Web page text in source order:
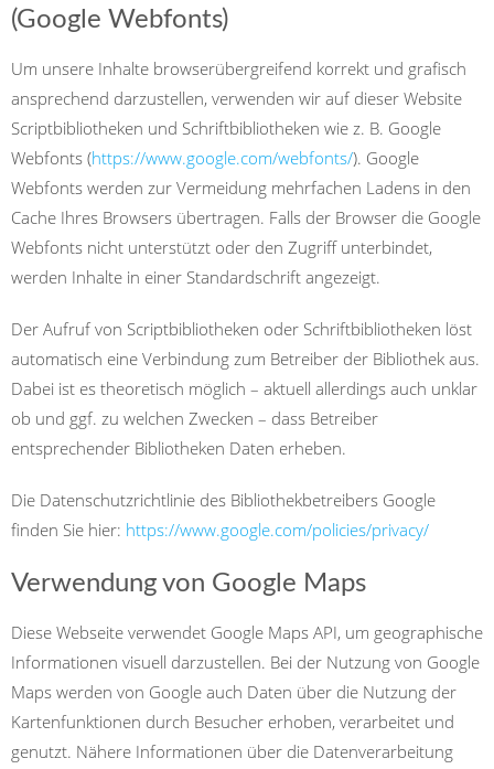
(Google Webfonts)
Um unsere Inhalte browserübergreifend korrekt und grafisch
ansprechend darzustellen, verwenden wir auf dieser Website
Scriptbibliotheken und Schriftbibliotheken wie z. B. Google
Webfonts (https://www.google.com/webfonts/). Google
Webfonts werden zur Vermeidung mehrfachen Ladens in den
Cache Ihres Browsers übertragen. Falls der Browser die Google
Webfonts nicht unterstützt oder den Zugriff unterbindet,
werden Inhalte in einer Standardschrift angezeigt.
Der Aufruf von Scriptbibliotheken oder Schriftbibliotheken löst
automatisch eine Verbindung zum Betreiber der Bibliothek aus.
Dabei ist es theoretisch möglich – aktuell allerdings auch unklar
ob und ggf. zu welchen Zwecken – dass Betreiber
entsprechender Bibliotheken Daten erheben.
Die Datenschutzrichtlinie des Bibliothekbetreibers Google
finden Sie hier: https://www.google.com/policies/privacy/
Verwendung von Google Maps
Diese Webseite verwendet Google Maps API, um geographische
Informationen visuell darzustellen. Bei der Nutzung von Google
Maps werden von Google auch Daten über die Nutzung der
Kartenfunktionen durch Besucher erhoben, verarbeitet und
genutzt. Nähere Informationen über die Datenverarbeitung